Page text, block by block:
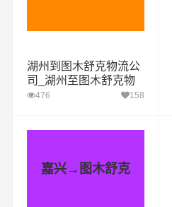
湖州到图木舒克物流公
司_湖州至图木舒克物
流专线
476 158
嘉兴→图木舒克